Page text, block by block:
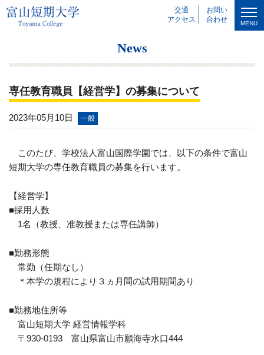
交通
アクセス
お問い
合わせ
MENU
News
専任教育職員【経営学】の募集について
2023年05月10日 一般
このたび、学校法人富山国際学園では、以下の条件で富山
短期大学の専任教育職員の募集を行います。
【経営学】
■採用人数
1名（教授、准教授または専任講師）
■勤務形態
常勤（任期なし）
＊本学の規程により３ヵ月間の試用期間あり
■勤務地住所等
富山短期大学 経営情報学科
〒930-0193 富山県富山市願海寺水口444